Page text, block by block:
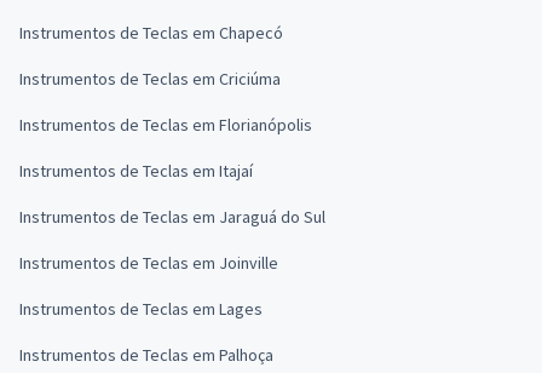
Instrumentos de Teclas em Chapecó
Instrumentos de Teclas em Criciúma
Instrumentos de Teclas em Florianópolis
Instrumentos de Teclas em Itajaí
Instrumentos de Teclas em Jaraguá do Sul
Instrumentos de Teclas em Joinville
Instrumentos de Teclas em Lages
Instrumentos de Teclas em Palhoça